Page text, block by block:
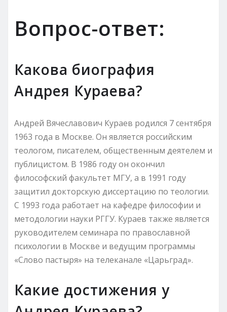
Вопрос-ответ:
Какова биография
Андрея Кураева?
Андрей Вячеславович Кураев родился 7 сентября
1963 года в Москве. Он является российским
теологом, писателем, общественным деятелем и
публицистом. В 1986 году он окончил
философский факультет МГУ, а в 1991 году
защитил докторскую диссертацию по теологии.
С 1993 года работает на кафедре философии и
методологии науки РГГУ. Кураев также является
руководителем семинара по православной
психологии в Москве и ведущим программы
«Слово пастыря» на телеканале «Царьград».
Какие достижения у